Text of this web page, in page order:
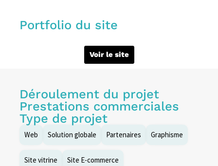
Portfolio du site
Voir le site
Déroulement du projet
Prestations commerciales
Type de projet
Web Solution globale Partenaires Graphisme
Site vitrine Site E-commerce